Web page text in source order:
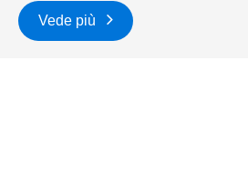
Vede più